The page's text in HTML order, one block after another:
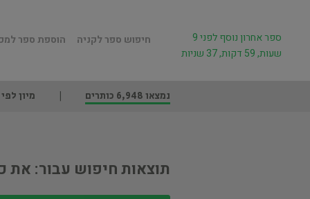
חיפוש ספר לקניה הוספת ספר
ספר אחרון נוסף לפני 9
שעות, 59 דקות, 37 שניות
נמצאו 6,948 כותרים מיון לפי
תוצאות חיפוש עבור: את